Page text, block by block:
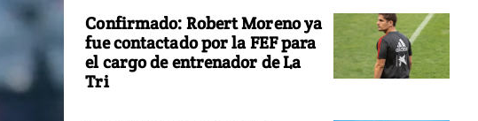
Confirmado: Robert Moreno ya
fue contactado por la FEF para
el cargo de entrenador de La
Tri